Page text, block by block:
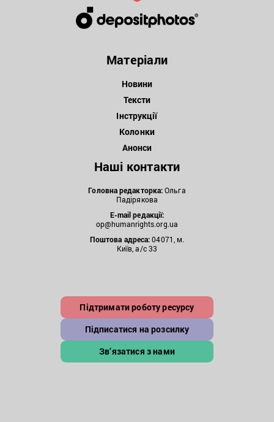
Матеріали
Новини
Тексти
Інструкції
Колонки
Анонси
Наші контакти
Головна редакторка:Ольга
Падірякова
E-mail редакції:
op@humanrights.org.ua
Поштова адреса:04071, м.
Київ, а/с 33
Підтримати роботу ресурсу
Підписатися на розсилку
Зв’язатися з нами